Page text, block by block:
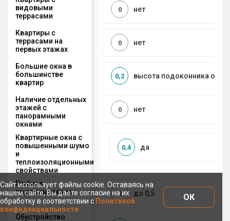
видовыми
террасами
нет
0
Квартиры с
террасами на
первых этажах
нет
0
Большие окна в
большинстве
квартир
высота подоконника от
0,2
Наличие отдельных
этажей с
панорамными
окнами
нет
0
Квартирные окна с
повышенными шумо
и
теплоизоляционными
свойствами
да
0,4
Глубина
подоконника, м
до 0,5
0
Обустройство
Сайт использует файлы cookie. Оставаясь на
нашем сайте, Вы даете согласие на их
обработку в соответствии с Политикой
конфиденциальности
ОК